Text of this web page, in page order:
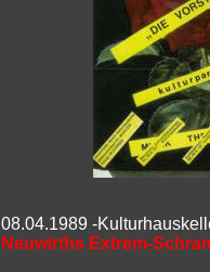
08.04.1989 -
Neuwirths Extrem-